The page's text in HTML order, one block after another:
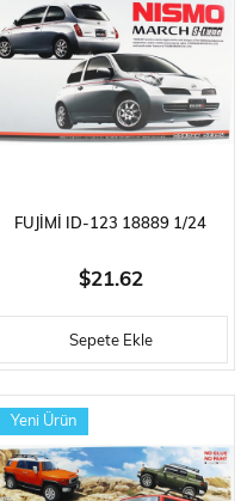
FUJIMI ID-123 18889 1/24
ÖLÇEK, NISSAN MICRA MARCH
NISMO S-TUNE, OTOMOBIL
PLASTIK MODEL KITI
$21.62
Sepete Ekle
Yeni Ürün